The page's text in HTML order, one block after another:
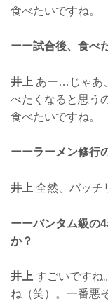
食べたいですね。
ーー試合後、食べ
井上 あー…じゃあ
べたくなると思う
食べたいですね。
ーーラーメン修行
井上 全然、バッチ
ーーバンタム級の
か？
井上 すごいですね
ね（笑）。一番悪